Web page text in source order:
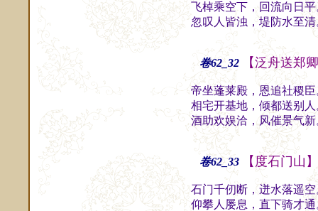
飞棹乘空下，回流向日
忽叹人皆浊，堤防水至
卷62_32 【泛舟送郑
帝坐蓬莱殿，恩追社稷
相宅开基地，倾都送别
酒助欢娱洽，风催景气
卷62_33 【度石门山】
石门千仞断，迸水落遥
仰攀人屡息，直下骑才